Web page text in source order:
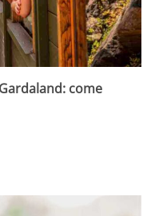
come